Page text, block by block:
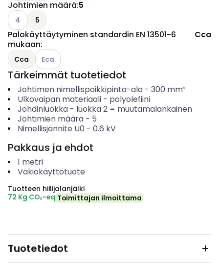
Johtimien määrä:5
Katso käytettävissä olevat vaihtoehdot
4 5
Palokäyttäytyminen standardin EN 13501-6
mukaan:
Cca
Cca Katso käytettävissä olevat vaihtoehdot
Eca
Tärkeimmät tuotetiedot
Johtimen nimellispoikkipinta-ala- 300 mm²
Ulkovaipan materiaali- polyolefiini
Johdinluokka- luokka 2 = muutamalankainen
Johtimien määrä- 5
Nimellisjännite U0 - 0.6 kV
Pakkaus ja ehdot
1 metri
Vakiokäyttötuote
Tuotteen hiilijalanjälki
72 Kg CO₂-eq Toimittajan ilmoittama
Tuotetiedot